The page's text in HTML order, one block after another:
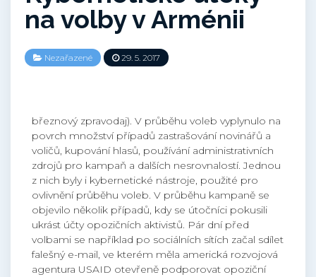
na volby v Arménii
Nezařazené 29. 5. 2017
březnový zpravodaj). V průběhu voleb vyplynulo na
povrch množství případů zastrašování novinářů a
voličů, kupování hlasů, používání administrativních
zdrojů pro kampaň a dalších nesrovnalostí. Jednou
z nich byly i kybernetické nástroje, použité pro
ovlivnění průběhu voleb. V průběhu kampaně se
objevilo několik případů, kdy se útočníci pokusili
ukrást účty opozičních aktivistů. Pár dní před
volbami se například po sociálních sítích začal sdílet
falešný e-mail, ve kterém měla americká rozvojová
agentura USAID otevřeně podporovat opoziční